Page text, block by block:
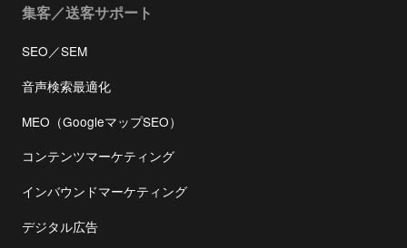
集客／送客サポート
SEO／SEM
音声検索最適化
MEO（GoogleマップSEO）
コンテンツマーケティング
インバウンドマーケティング
デジタル広告